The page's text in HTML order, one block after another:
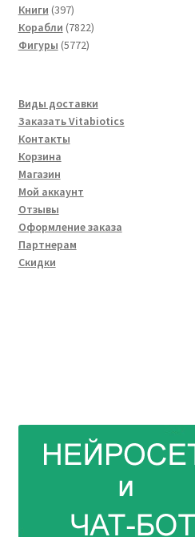
Книги 397397
товаров
Корабли 78227822
Фигуры 57725772
Виды доставки
Заказать Vitabiotics
Контакты
Корзина
Магазин
Мой аккаунт
Отзывы
Оформление заказа
Партнерам
Скидки